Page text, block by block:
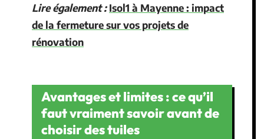
Lire également : Isol1 à Mayenne : impact
de la fermeture sur vos projets de
rénovation
Avantages et limites : ce qu’il
faut vraiment savoir avant de
choisir des tuiles